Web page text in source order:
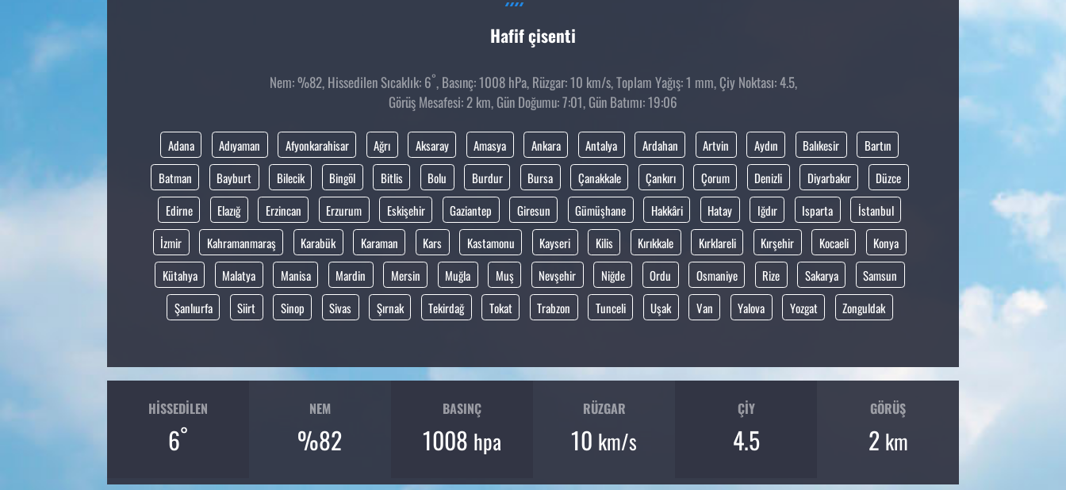
Hafif çisenti
Nem: %82, Hissedilen Sıcaklık: 6°, Basınç: 1008 hPa, Rüzgar: 10 km/s, Toplam Yağış: 1 mm, Çiy Noktası: 4.5,
Görüş Mesafesi: 2 km, Gün Doğumu: 7:01, Gün Batımı: 19:06
Adana Adıyaman Afyonkarahisar Ağrı Aksaray Amasya Ankara Antalya Ardahan Artvin Aydın Balıkesir
Bartın
Batman
Bayburt Bilecik Bingöl Bitlis Bolu Burdur Bursa Çanakkale Çankırı Çorum Denizli Diyarbakır
Düzce
Edirne
Elazığ Erzincan Erzurum Eskişehir Gaziantep Giresun Gümüşhane Hakkâri Hatay Iğdır Isparta
İstanbul
İzmir
Kahramanmaraş Karabük Karaman Kars Kastamonu Kayseri Kilis Kırıkkale Kırklareli Kırşehir Kocaeli
Konya
Kütahya
Malatya Manisa Mardin Mersin Muğla Muş Nevşehir Niğde Ordu Osmaniye Rize Sakarya
Samsun
Şanlıurfa
Siirt Sinop Sivas Şırnak Tekirdağ Tokat Trabzon Tunceli Uşak Van Yalova Yozgat Zonguldak
HISSEDILEN
6°
NEM
%82
BASINÇ
1008 hpa
RÜZGAR
10 km/s
ÇIY
4.5
GÖRÜŞ
2 km